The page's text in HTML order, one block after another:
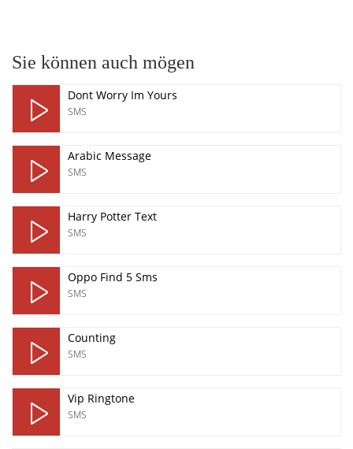
Sie können auch mögen
Dont Worry Im Yours
SMS
Arabic Message
SMS
Harry Potter Text
SMS
Oppo Find 5 Sms
SMS
Counting
SMS
Vip Ringtone
SMS